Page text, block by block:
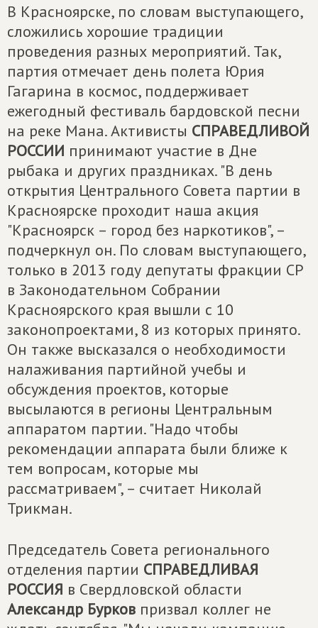
В Красноярске, по словам выступающего,
сложились хорошие традиции
проведения разных мероприятий. Так,
партия отмечает день полета Юрия
Гагарина в космос, поддерживает
ежегодный фестиваль бардовской песни
на реке Мана. Активисты СПРАВЕДЛИВОЙ
РОССИИ принимают участие в Дне
рыбака и других праздниках. "В день
открытия Центрального Совета партии в
Красноярске проходит наша акция
"Красноярск – город без наркотиков", –
подчеркнул он. По словам выступающего,
только в 2013 году депутаты фракции СР
в Законодательном Собрании
Красноярского края вышли с 10
законопроектами, 8 из которых принято.
Он также высказался о необходимости
налаживания партийной учебы и
обсуждения проектов, которые
высылаются в регионы Центральным
аппаратом партии. "Надо чтобы
рекомендации аппарата были ближе к
тем вопросам, которые мы
рассматриваем", – считает Николай
Трикман.
Председатель Совета регионального
отделения партии СПРАВЕДЛИВАЯ
РОССИЯ в Свердловской области
Александр Бурков призвал коллег не